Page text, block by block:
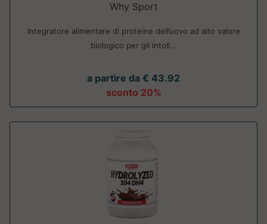
Why Sport
Integratore alimentare di proteine dell’uovo ad alto valore
biologico per gli intoll...
a partire da € 43.92
sconto 20%